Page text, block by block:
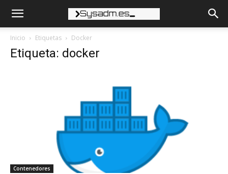
Inicio Etiquetas Docker
Etiqueta: docker
Contenedores